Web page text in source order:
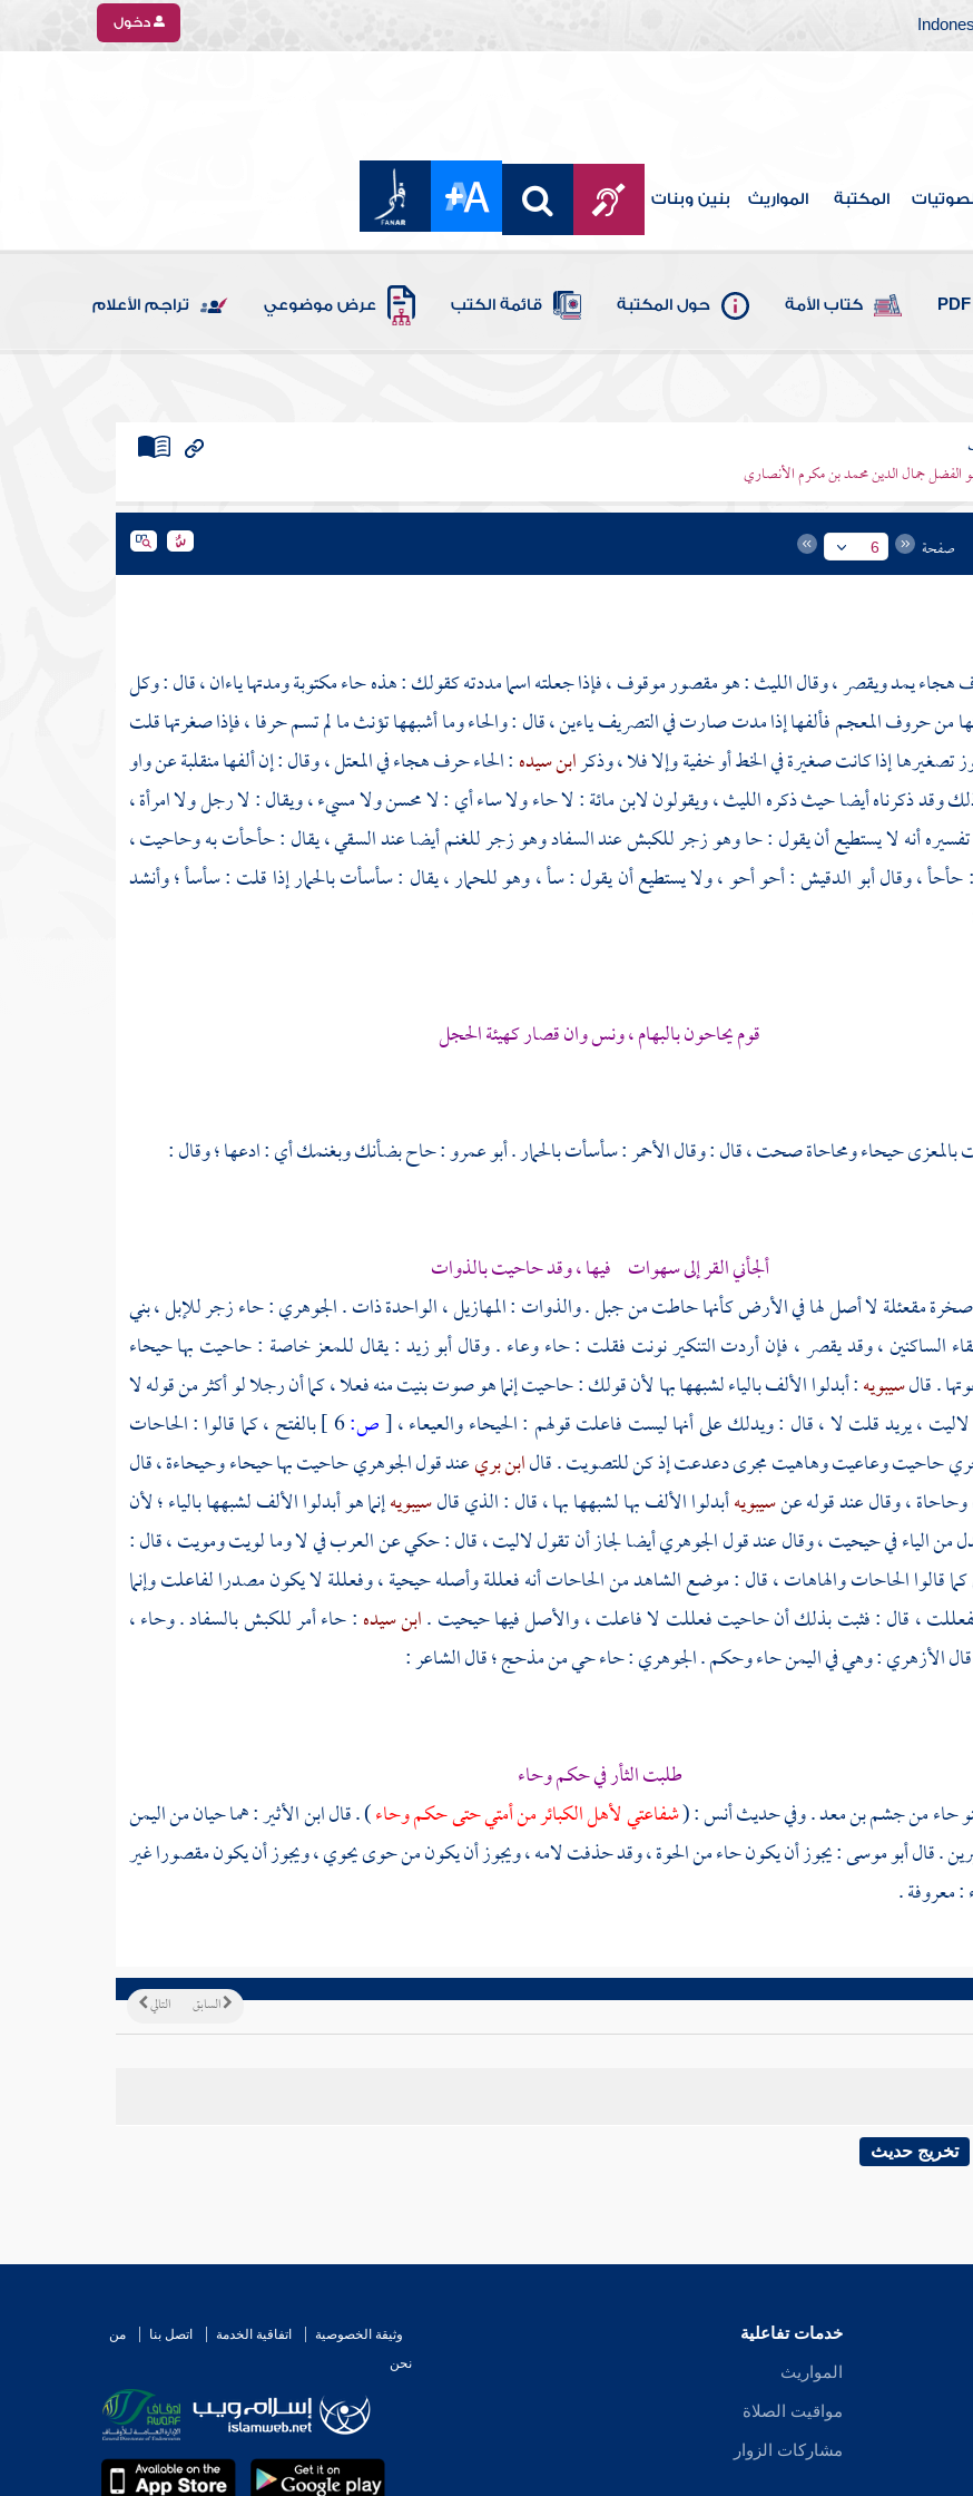
دخول
المكتبة المواريث بنين وبنات
كتاب الأمة حول المكتبة قائمة الكتب عرض موضوعي تراجم الأعلام
الفضل جمال الدين محمد بن مكرم الأنصاري
صفحة 6
هجاء يمد ويقصر ، وقالالليث: هو مقصور موقوف ، فإذا جعلته اسما مددته كقولك : هذه حاء مكتوبة ومدتها ياءان ، قال : وكل
من حروف المعجم فألفها إذا مدت صارت في التصريف ياءين ، قال : والحاء وما أشبهها تؤنث ما لم تسم حرفا ، فإذا صغرتها قلت
تصغيرها إذا كانت صغيرة في الخط أو خفية وإلا فلا ، وذكرابن سيده: الحاء حرف هجاء في المعتل ، وقال : إن ألفها منقلبة عن واو
وقد ذكرناه أيضا حيث ذكرهالليث، ويقولون لابن مائة : لا حاء ولا ساء أي : لا محسن ولا مسيء ، ويقال : لا رجل ولا امرأة ،
أنه لا يستطيع أن يقول : حا وهو زجر للكبش عند السفاد وهو زجر للغنم أيضا عند السقي ، يقال : حأحأت به وحاحيت ،
: حأحأ ، وقالأبو الدقيش: أحو أحو ، ولا يستطيع أن يقول : سأ ، وهو للحمار ، يقال : سأسأت بالحمار إذا قلت : سأسأ ؛ وأنشد
قوم يحاحون بالبهام ، ونس وان قصار كهيئة الحجل
حيحاء ومحاحاة صحت ، قال : وقالالأحمر: سأسأت بالحمار .أبو عمرو: حاح بضأنك وبغنمك أي : ادعها ؛ وقال :
ألجأني القر إلى سهوات فيها ، وقد حاحيت بالذوات
مقعئلة لا أصل لها في الأرض كأنها حاطت من جبل . والذوات : المهازيل ، الواحدة ذات .الجوهري: حاء زجر للإبل ، بني
الساكنين ، وقد يقصر ، فإن أردت التنكير نونت فقلت : حاء وعاء . وقالأبو زيد: يقال للمعز خاصة : حاحيت بها حيحاء
. قالسيبويه: أبدلوا الألف بالياء لشبهها بها لأن قولك : حاحيت إنما هو صوت بنيت منه فعلا ، كما أن رجلا لو أكثر من قوله لا
، يريد قلت لا ، قال : ويدلك على أنها ليست فاعلت قولهم : الحيحاء والعيعاء ،[ص:6 ]
بالفتح ، كما قالوا : الحاحات
حاحيت وعاعيت وهاهيت مجرى دعدعت إذ كن للتصويت . قالابن بريعند قولالجوهريحاحيت بها حيحاء وحيحاءة ، قال
، وقال عند قوله عنسيبويهأبدلوا الألف بها لشبهها بها ، قال : الذي قالسيبويهإنما هو أبدلوا الألف لشبهها بالياء ؛ لأن
الياء في حيحيت ، وقال عند قولالجوهريأيضا لجاز أن تقول لاليت ، قال : حكي عن العرب في لا وما لويت ومويت ، قال :
كما قالوا الحاحات والهاهات ، قال : موضع الشاهد من الحاحات أنه فعللة وأصله حيحية ، وفعللة لا يكون مصدرا لفاعلت وإنما
، قال : فثبت بذلك أن حاحيت فعللت لا فاعلت ، والأصل فيها حيحيت .ابن سيده: حاء أمر للكبش بالسفاد . وحاء ،
الأزهري: وهي فياليمنحاء وحكم .الجوهري: حاء حي منمذحج؛ قال الشاعر :
طلبت الثأر في حكم وحاء
حاء منجشم بن معد. وفي حديثأنس: (شفاعتي لأهل الكبائر من أمتي حتى حكم وحاء) . قالابن الأثير: هما حيان مناليمن
. قالأبو موسى: يجوز أن يكون حاء من الحوة ، وقد حذفت لامه ، ويجوز أن يكون من حوى يحوي ، ويجوز أن يكون مقصورا غير
: معروفة .
التالي السابق
تخريج حديث
خدمات تفاعلية
المواريث
مواقيت الصلاة
مشاركات الزوار
وثيقة الخصوصية اتفاقية الخدمة اتصل بنا
من
نحن